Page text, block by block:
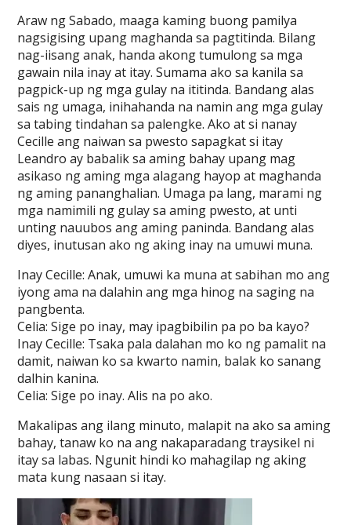
Araw ng Sabado, maaga kaming buong pamilya
nagsigising upang maghanda sa pagtitinda. Bilang
nag-iisang anak, handa akong tumulong sa mga
gawain nila inay at itay. Sumama ako sa kanila sa
pagpick-up ng mga gulay na ititinda. Bandang alas
sais ng umaga, inihahanda na namin ang mga gulay
sa tabing tindahan sa palengke. Ako at si nanay
Cecille ang naiwan sa pwesto sapagkat si itay
Leandro ay babalik sa aming bahay upang mag
asikaso ng aming mga alagang hayop at maghanda
ng aming pananghalian. Umaga pa lang, marami ng
mga namimili ng gulay sa aming pwesto, at unti
unting nauubos ang aming paninda. Bandang alas
diyes, inutusan ako ng aking inay na umuwi muna.
Inay Cecille: Anak, umuwi ka muna at sabihan mo ang
iyong ama na dalahin ang mga hinog na saging na
pangbenta.
Celia: Sige po inay, may ipagbibilin pa po ba kayo?
Inay Cecille: Tsaka pala dalahan mo ko ng pamalit na
damit, naiwan ko sa kwarto namin, balak ko sanang
dalhin kanina.
Celia: Sige po inay. Alis na po ako.
Makalipas ang ilang minuto, malapit na ako sa aming
bahay, tanaw ko na ang nakaparadang traysikel ni
itay sa labas. Ngunit hindi ko mahagilap ng aking
mata kung nasaan si itay.